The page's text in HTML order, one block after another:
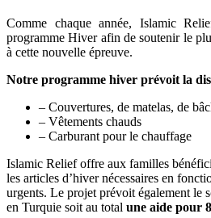
Comme chaque année, Islamic
programme Hiver afin de soutenir le
à cette nouvelle épreuve.
Notre programme hiver prévoit la
– Couvertures, de matelas, de
– Vêtements chauds
– Carburant pour le chauffage
Islamic Relief offre aux familles
les articles d’hiver nécessaires en
urgents. Le projet prévoit également le
en Turquie soit au total une aide pour